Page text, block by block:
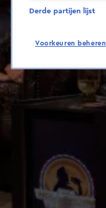
Derde partijen lijst
Voorkeuren beheren